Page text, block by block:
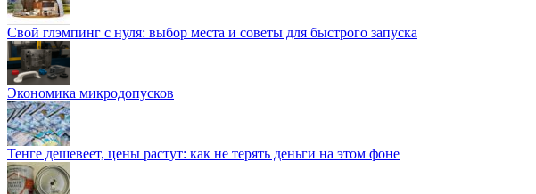
Свой глэмпинг с нуля: выбор места и советы для быстрого запуска
Экономика микродопусков
Тенге дешевеет, цены растут: как не терять деньги на этом фоне